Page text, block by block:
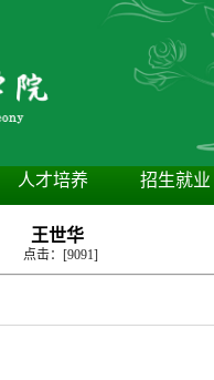
人才培养 招生就业
王世华
点击：[9091]